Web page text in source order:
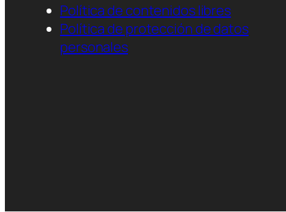
Política de contenidos libres
Política de protección de datos
personales